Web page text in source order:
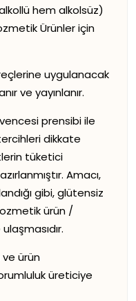
hem alkolsüz)
Ürünler için
uygulanacak
ve yayınlanır.
prensibi ile
dikkate
tüketici
Amacı,
gibi, glütensiz
ürün /
ve ürün
üreticiye